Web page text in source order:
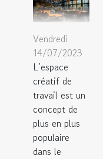
Vendredi
14/07/2023
L’espace
créatif de
travail est un
concept de
plus en plus
populaire
dans le